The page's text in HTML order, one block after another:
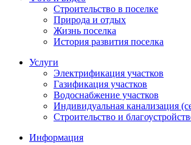
Строительство в поселке
Природа и отдых
Жизнь поселка
История развития поселка
Услуги
Электрификация участков
Газификация участков
Водоснабжение участков
Индивидуальная канализация
Строительство и
Информация